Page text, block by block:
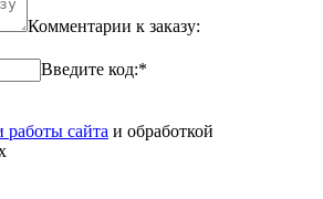
Комментарии к заказу:
Введите код:*
работы сайта и обработкой